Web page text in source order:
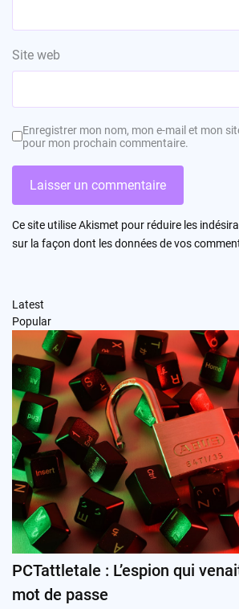
Site web
Enregistrer mon nom, mon e-mail et mon
pour mon prochain commentaire.
Ce site utilise Akismet pour réduire les
sur la façon dont les données de vos
Latest
Popular
PCTattletale : L’espion qui
mot de passe